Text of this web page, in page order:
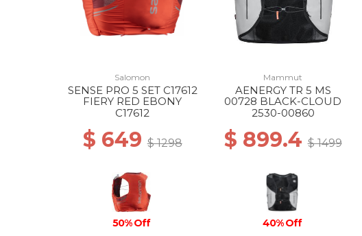
Salomon
SENSE PRO 5 SET C17612
FIERY RED EBONY
C17612
$ 649$ 1298
50% Off
Mammut
AENERGY TR 5 MS
00728 BLACK-CLOUD
2530-00860
$ 899.4$ 1499
40% Off